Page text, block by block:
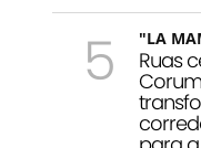
5 "LA
Ruas